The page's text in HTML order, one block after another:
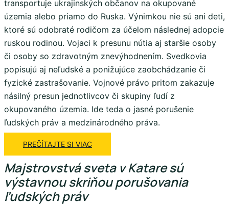
transportuje ukrajinských občanov na okupované
územia alebo priamo do Ruska. Výnimkou nie sú ani deti,
ktoré sú odobraté rodičom za účelom následnej adopcie
ruskou rodinou. Vojaci k presunu nútia aj staršie osoby
či osoby so zdravotným znevýhodnením. Svedkovia
popisujú aj neľudské a ponižujúce zaobchádzanie či
fyzické zastrašovanie. Vojnové právo pritom zakazuje
násilný presun jednotlivcov či skupiny ľudí z
okupovaného územia. Ide teda o jasné porušenie
ľudských práv a medzinárodného práva.
PREČÍTAJTE SI VIAC
Majstrovstvá sveta v Katare sú
výstavnou skriňou porušovania
ľudských práv